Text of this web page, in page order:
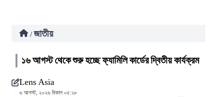
/ জাতীয়
১৬ আগস্ট থেকে শুরু হচ্ছে ফ্যামিলি কার্ডের দ্বিতীয় কার্যক্রম
Lens Asia
৬ আগস্ট, ২০২৬ বিকাল ০৫:২৮